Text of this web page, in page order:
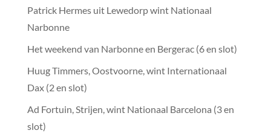
Patrick Hermes uit Lewedorp wint Nationaal
Narbonne
Het weekend van Narbonne en Bergerac (6 en slot)
Huug Timmers, Oostvoorne, wint Internationaal
Dax (2 en slot)
Ad Fortuin, Strijen, wint Nationaal Barcelona (3 en
slot)